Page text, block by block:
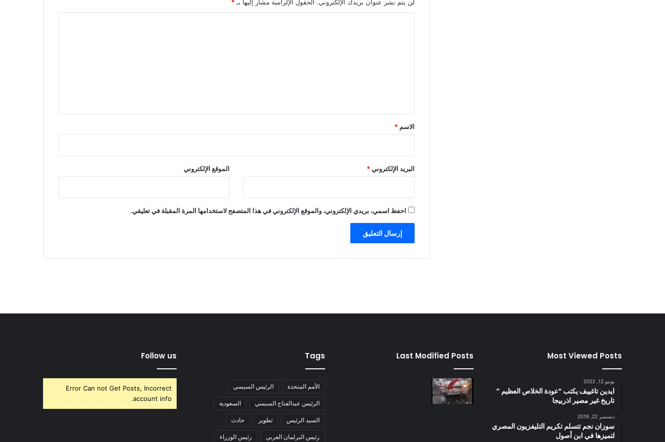
لن يتم نشر عنوان بريدك الإلكتروني. الحقول الإلزامية مشار إليها بـ *
*
الاسم *
البريد الإلكتروني* الموقع الإلكتروني
احفظ اسمي، بريدي الإلكتروني، والموقع الإلكتروني في هذا المتصفح لاستخدامها المرة المقبلة في تعليقي.
Most Viewed Posts
يونيو 12, 2022
ايدين تاغييف يكتب “عودة الخلاص العظيم ”
تاريخ غير مصير اذربيجا
ديسمبر 22, 2019
سوزان نجم تتسلم تكريم التليفزيون المصري
لتميزها في ابن أصول
Last Modified Posts
Tags
الأمم المتحدة الرئيس السيسي
الرئيس عبدالفتاح السيسي السعودية
السيد الرئيس تطوير حادث
رئيس البرلمان العربي رئيس الوزراء
Follow us
Error Can not Get Posts, Incorrect
account info.